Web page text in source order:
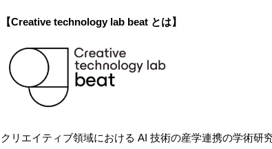
【Creative technology lab beat とは】
クリエイティブ領域における AI 技術の産学連携の学術研